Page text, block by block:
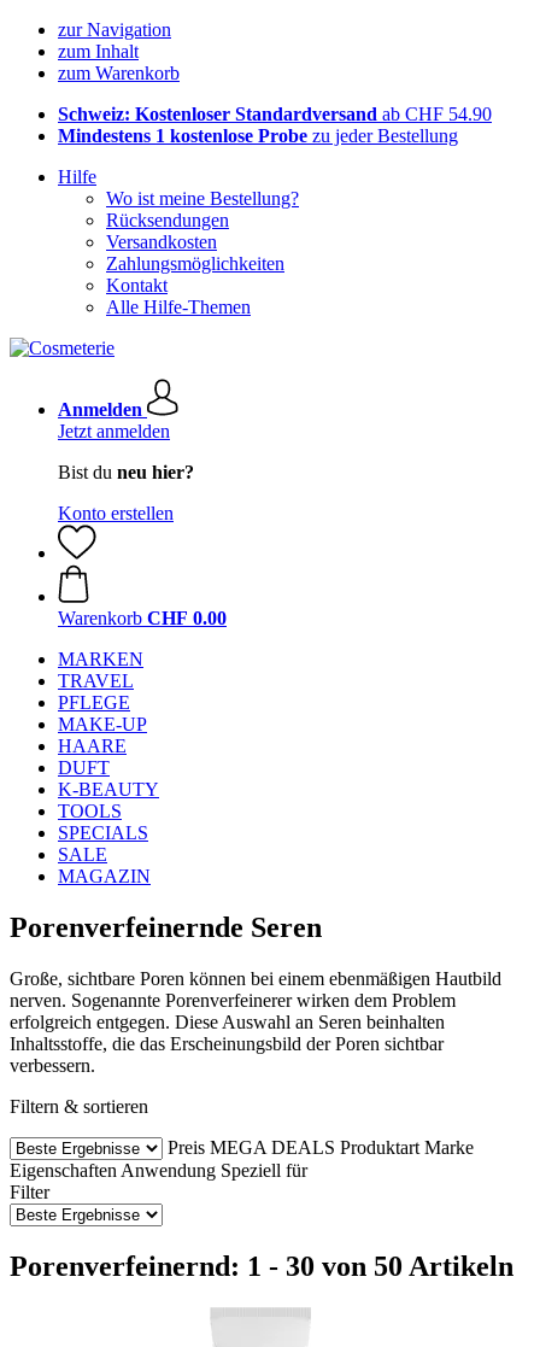
zur Navigation
zum Inhalt
zum Warenkorb
Schweiz: Kostenloser Standardversand ab CHF 54.90
Mindestens 1 kostenlose Probe zu jeder Bestellung
Hilfe
Wo ist meine Bestellung?
Rücksendungen
Versandkosten
Zahlungsmöglichkeiten
Kontakt
Alle Hilfe-Themen
Anmelden
Jetzt anmelden
Bist du neu hier?
Konto erstellen
Warenkorb CHF 0.00
MARKEN
TRAVEL
PFLEGE
MAKE-UP
HAARE
DUFT
K-BEAUTY
TOOLS
SPECIALS
SALE
MAGAZIN
Porenverfeinernde Seren
Große, sichtbare Poren können bei einem ebenmäßigen Hautbild
nerven. Sogenannte Porenverfeinerer wirken dem Problem
erfolgreich entgegen. Diese Auswahl an Seren beinhalten
Inhaltsstoffe, die das Erscheinungsbild der Poren sichtbar
verbessern.
Filtern & sortieren
Preis MEGA DEALS Produktart Marke
Eigenschaften Anwendung Speziell für
Filter
Porenverfeinernd: 1 - 30 von 50 Artikeln